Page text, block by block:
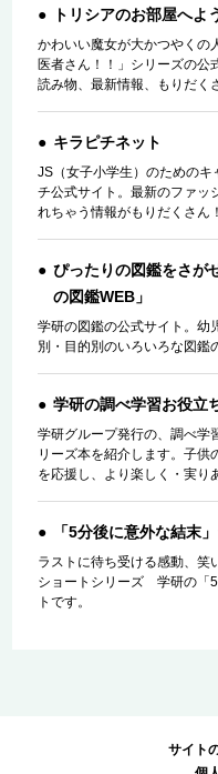
トリシアのお部屋へよ
かわいい魔女が大かつやくの
医者さん！！」シリーズの
読み物、最新情報、もりだ
キラピチネット
JS（女子小学生）のための
チ公式サイト。最新のファッ
れちゃう情報がもりだくさん！
ぴったりの図鑑をさが
の図鑑WEB」
学研の図鑑の公式サイト。幼
別・目的別のいろいろな図鑑
学研の調べ学習お役立
学研グループ発行の、調べ学
リーズ本を紹介します。子供
を応援し、より楽しく・実り
「5分後に意外な結末
ラストに待ち受ける感動、
ショートシリーズ 学研の「
トです。
サイト